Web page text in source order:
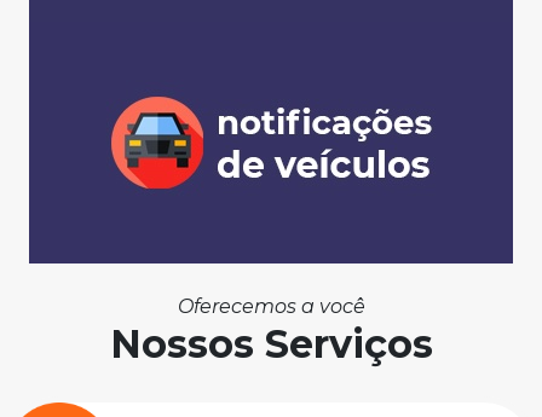
Oferecemos a você
Nossos Serviços